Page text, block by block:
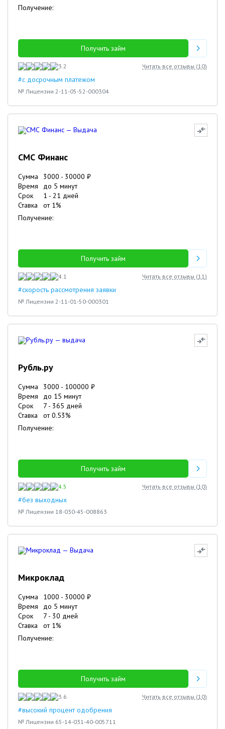
Получение:
Получить займ
3.2 Читать все отзывы (10)
#с досрочным платежом
№ Лицензии 2-11-05-52-000304
СМС Финанс
Сумма 3000 - 30000 ₽
Время
до 5 минут
Срок
1 - 21 дней
Ставка
от 1%
Получение:
Получить займ
4.1 Читать все отзывы (11)
#скорость рассмотрения заявки
№ Лицензии 2-11-01-50-000301
Рубль.ру
Сумма 3000 - 100000 ₽
Время
до 15 минут
Срок
7 - 365 дней
Ставка
от0.53%
Получение:
Получить займ
4.5 Читать все отзывы (10)
#без выходных
№ Лицензии 18-030-45-008863
Микроклад
Сумма 1000 - 30000 ₽
Время
до 5 минут
Срок
7 - 30 дней
Ставка
от 1%
Получение:
Получить займ
3.6 Читать все отзывы (10)
#высокий процент одобрения
№ Лицензии 65-14-031-40-005711